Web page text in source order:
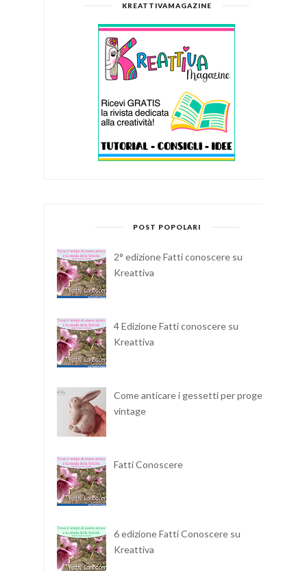
KREATTIVAMAGAZINE
POST POPOLARI
2° edizione Fatti conoscere su
Kreattiva
4 Edizione Fatti conoscere su
Kreattiva
Come anticare i gessetti per progetti
vintage
Fatti Conoscere
6 edizione Fatti Conoscere su
Kreattiva